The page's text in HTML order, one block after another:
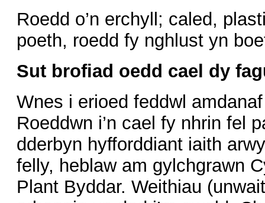
Roedd o’n erchyll; caled,
poeth, roedd fy nghlust yn
Sut brofiad oedd cael dy
Wnes i erioed feddwl
Roeddwn i’n cael fy nhrin fel
dderbyn hyfforddiant iaith
felly, heblaw am gylchgrawn
Plant Byddar. Weithiau